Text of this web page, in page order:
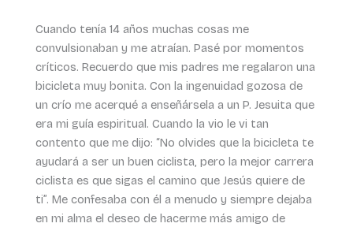
Cuando tenía 14 años muchas cosas me
convulsionaban y me atraían. Pasé por momentos
críticos. Recuerdo que mis padres me regalaron una
bicicleta muy bonita. Con la ingenuidad gozosa de
un crío me acerqué a enseñársela a un P. Jesuita que
era mi guía espiritual. Cuando la vio le vi tan
contento que me dijo: “No olvides que la bicicleta te
ayudará a ser un buen ciclista, pero la mejor carrera
ciclista es que sigas el camino que Jesús quiere de
ti”. Me confesaba con él a menudo y siempre dejaba
en mi alma el deseo de hacerme más amigo de